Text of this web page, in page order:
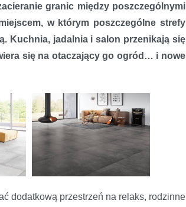
granic między poszczególnymi
w którym poszczególne strefy
Kuchnia, jadalnia i salon przenikają się
się na otaczający go ogród… i nowe
dodatkową przestrzeń na relaks, rodzinne